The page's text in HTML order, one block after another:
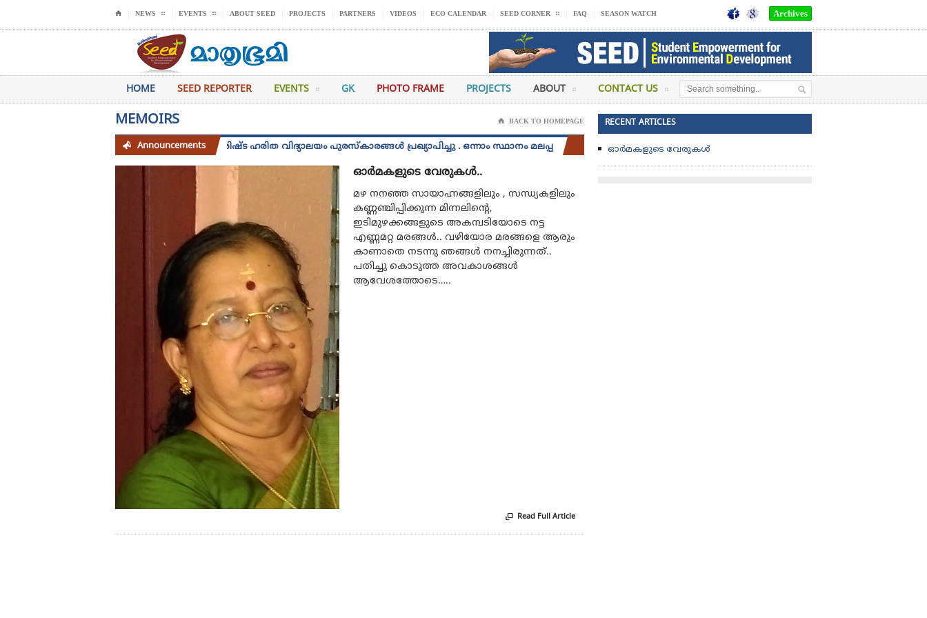
⌂ NEWS EVENTS ABOUT SEED PROJECTS PARTNERS VIDEOS ECO CALENDAR SEED CORNER FAQ SEASON WATCH Archives
HOME SEED REPORTER EVENTS GK PHOTO FRAME PROJECTS ABOUT CONTACT US
MEMOIRS ⌂ BACK TO HOMEPAGE
Announcements
സീഡ് 2025 -26 അധ്യായന വർഷത്തെ വിശിഷ്ട ഹരിത വിദ്യാലയം പുരസ്‌കാരങ്ങൾ പ്രഖ്യാപിച്ചു . ഒന്നാം സ്ഥാനം മലപ്പുറം ജില്ലയിലെ എളമരം ബി.ടി.എം.ഒ. യു.പി സ്കൂളിന് ,രണ്ടാം സ്ഥാനം
ഓർമകളുടെ വേരുകൾ..
മഴ നനഞ്ഞ സായാഹ്നങ്ങളിലും , സന്ധ്യകളിലും
കണ്ണഞ്ചിപ്പിക്കുന്ന മിന്നലിന്റെ,
ഇടിമുഴക്കങ്ങളുടെ അകമ്പടിയോടെ നട്ട
എണ്ണമറ്റ മരങ്ങൾ.. വഴിയോര മരങ്ങളെ ആരും
കാണാതെ നടന്നു ഞങ്ങൾ നനച്ചിരുന്നത്..
പതിച്ചു കൊടുത്ത അവകാശങ്ങൾ
ആവേശത്തോടെ…..
 Read Full Article
RECENT ARTICLES
ഓർമകളുടെ വേരുകൾ